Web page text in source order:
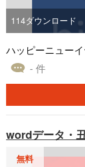
114ダウンロード
ハッピーニュー
- 件
wordデータ・
無料